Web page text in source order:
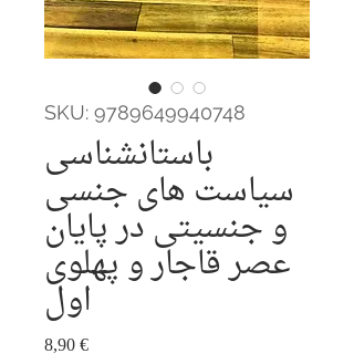
SKU: 9789649940748
باستانشناسی
سیاست های جنسی
و جنسیتی در پایان
عصر قاجار و پهلوی
اول
8,90 €Price